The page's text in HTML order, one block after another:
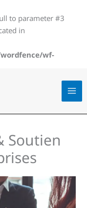
to parameter #3
in
wf-
Soutien